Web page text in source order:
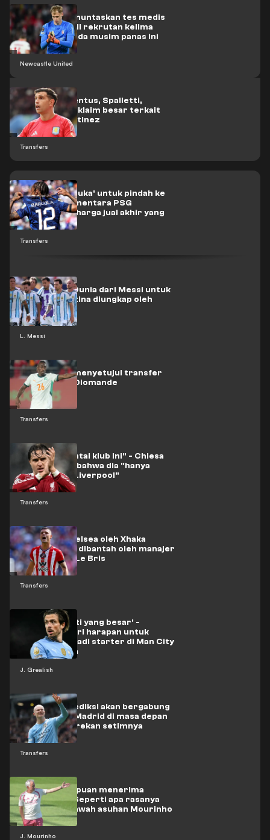
Newcastle United
Hornicek menuntaskan tes medis
untuk menjadi rekrutan kelima
Newcastle pada musim panas ini
Transfers
Manajer Juventus, Spalletti,
melontarkan klaim besar terkait
transfer Martinez
Transfers
Barcola 'terbuka' untuk pindah ke
Liverpool sementara PSG
menetapkan harga jual akhir yang
fantastis
L. Messi
Hadiah Piala Dunia dari Messi untuk
skuad Argentina diungkap oleh
pacar Senesi
Transfers
Real Madrid menyetujui transfer
spektakuler Diomande
Transfers
"Saya mencintai klub ini" - Chiesa
menegaskan bahwa dia "hanya
memikirkan Liverpool"
Transfers
Pindah ke Chelsea oleh Xhaka
secara tegas dibantah oleh manajer
Sunderland, Le Bris
J. Grealish
'Dia punya hati yang besar' -
Grealish diberi harapan untuk
kembali menjadi starter di Man City
oleh Maresca
Transfers
Haaland diprediksi akan bergabung
dengan Real Madrid di masa depan
oleh mantan rekan setimnya
J. Mourinho
‘Ketidakmampuan menerima
kekalahan’ - Seperti apa rasanya
bermain di bawah asuhan Mourinho